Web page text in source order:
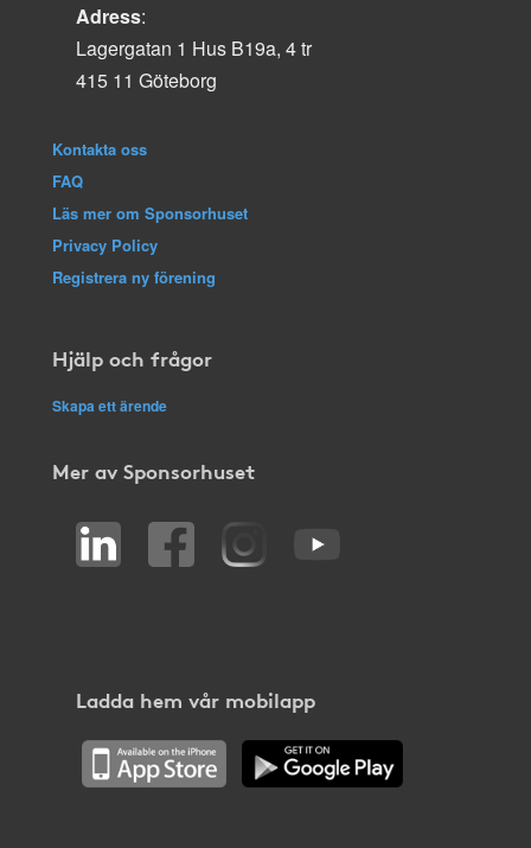
Adress:
Lagergatan 1 Hus B19a, 4 tr
415 11 Göteborg
Kontakta oss
FAQ
Läs mer om Sponsorhuset
Privacy Policy
Registrera ny förening
Hjälp och frågor
Skapa ett ärende
Mer av Sponsorhuset
Ladda hem vår mobilapp